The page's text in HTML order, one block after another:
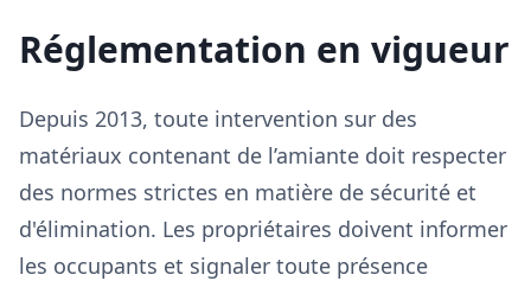
Réglementation en vigueur
Depuis 2013, toute intervention sur des
matériaux contenant de l’amiante doit respecter
des normes strictes en matière de sécurité et
d'élimination. Les propriétaires doivent informer
les occupants et signaler toute présence